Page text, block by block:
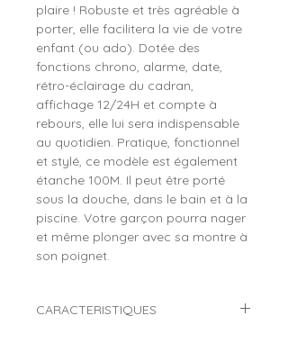
plaire ! Robuste et très agréable à
porter, elle facilitera la vie de votre
enfant (ou ado). Dotée des
fonctions chrono, alarme, date,
rétro-éclairage du cadran,
affichage 12/24H et compte à
rebours, elle lui sera indispensable
au quotidien. Pratique, fonctionnel
et stylé, ce modèle est également
étanche 100M. Il peut être porté
sous la douche, dans le bain et à la
piscine. Votre garçon pourra nager
et même plonger avec sa montre à
son poignet.
CARACTERISTIQUES